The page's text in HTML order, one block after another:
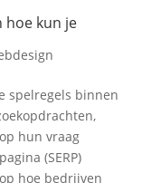
hoe kun je
spelregels binnen
hun vraag
(SERP)
hoe bedrijven